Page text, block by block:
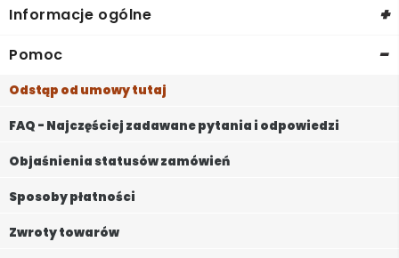
Informacje ogólne +
Pomoc -
Odstąp od umowy tutaj
FAQ - Najczęściej zadawane pytania i odpowiedzi
Objaśnienia statusów zamówień
Sposoby płatności
Zwroty towarów